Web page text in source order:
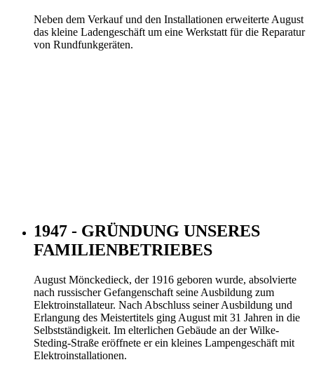
Neben dem Verkauf und den Installationen erweiterte August
das kleine Ladengeschäft um eine Werkstatt für die Reparatur
von Rundfunkgeräten.
1947 - GRÜNDUNG UNSERES
FAMILIENBETRIEBES
August Mönckedieck, der 1916 geboren wurde, absolvierte
nach russischer Gefangenschaft seine Ausbildung zum
Elektroinstallateur. Nach Abschluss seiner Ausbildung und
Erlangung des Meistertitels ging August mit 31 Jahren in die
Selbstständigkeit. Im elterlichen Gebäude an der Wilke-
Steding-Straße eröffnete er ein kleines Lampengeschäft mit
Elektroinstallationen.